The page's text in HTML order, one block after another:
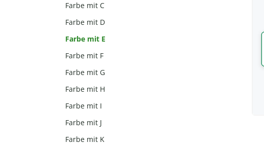
Farbe mit C
Farbe mit D
Farbe mit E
Farbe mit F
Farbe mit G
Farbe mit H
Farbe mit I
Farbe mit J
Farbe mit K